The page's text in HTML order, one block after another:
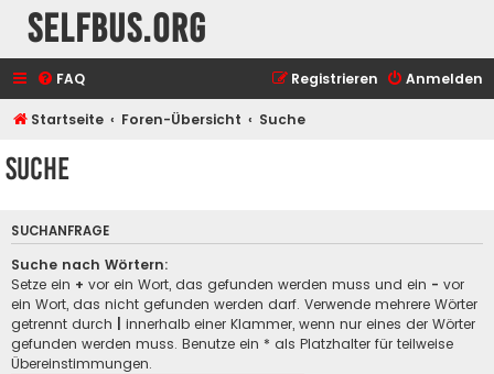
selfbus.org
FAQ Anmelden
Registrieren
Startseite Foren-Übersicht Suche
Suche
SUCHANFRAGE
Suche nach Wörtern:
Setze ein + vor ein Wort, das gefunden werden muss und ein - vor
ein Wort, das nicht gefunden werden darf. Verwende mehrere Wörter
getrennt durch
innerhalb einer Klammer, wenn nur eines der Wörter
gefunden werden muss. Benutze ein * als Platzhalter für teilweise
Übereinstimmungen.